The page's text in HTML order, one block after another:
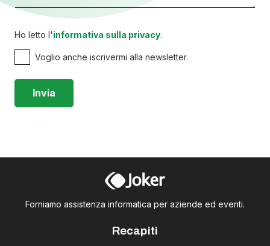
Ho letto l'informativa sulla privacy.
Voglio anche iscrivermi alla newsletter.
Forniamo assistenza informatica per aziende ed eventi.
Recapiti